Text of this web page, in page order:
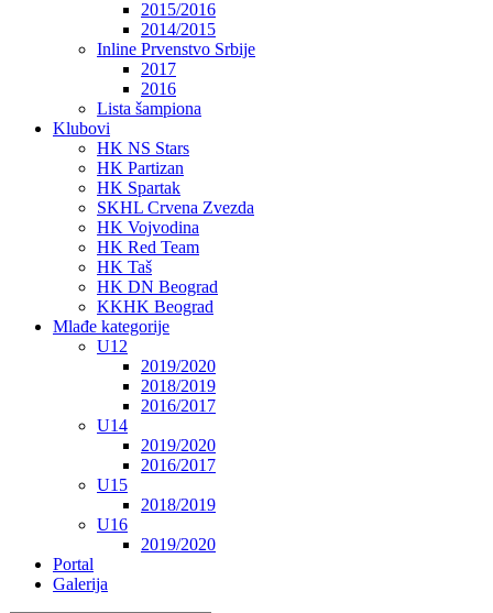
2015/2016
2014/2015
Inline Prvenstvo Srbije
2017
2016
Lista šampiona
Klubovi
HK NS Stars
HK Partizan
HK Spartak
SKHL Crvena Zvezda
HK Vojvodina
HK Red Team
HK Taš
HK DN Beograd
KKHK Beograd
Mlađe kategorije
U12
2019/2020
2018/2019
2016/2017
U14
2019/2020
2016/2017
U15
2018/2019
U16
2019/2020
Portal
Galerija